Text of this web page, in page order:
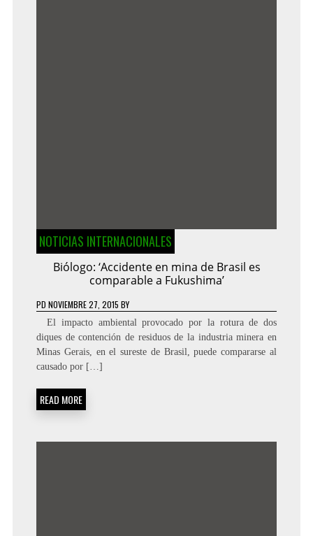
NOTICIAS INTERNACIONALES
Biólogo: ‘Accidente en mina de Brasil es
comparable a Fukushima’
PD NOVIEMBRE 27, 2015 BY
El impacto ambiental provocado por la rotura de dos
diques de contención de residuos de la industria minera en
Minas Gerais, en el sureste de Brasil, puede compararse al
causado por […]
READ MORE